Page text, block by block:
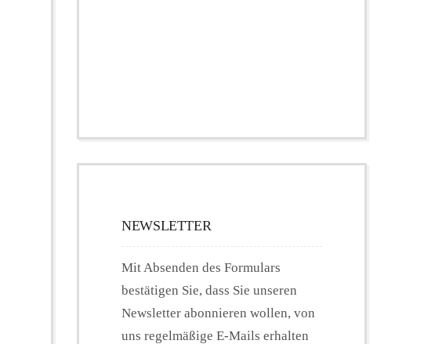
NEWSLETTER
Mit Absenden des Formulars
bestätigen Sie, dass Sie unseren
Newsletter abonnieren wollen, von
uns regelmäßige E-Mails erhalten